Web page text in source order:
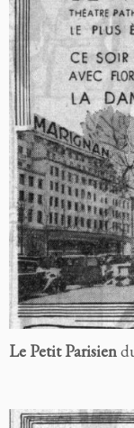
Le Petit Parisien